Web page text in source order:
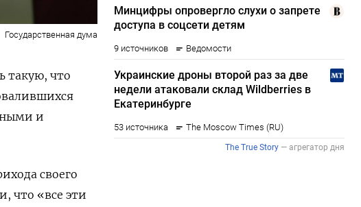
Государственная дума
такую, что
и
своего
что «все эти